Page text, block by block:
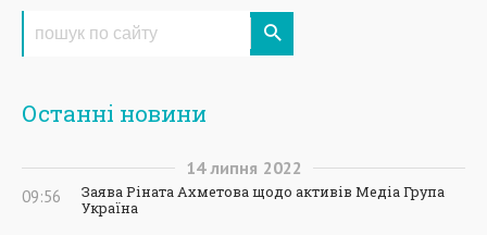
Останні новини
14 липня 2022
09:56
Заява Ріната Ахметова щодо активів Медіа Група
Україна